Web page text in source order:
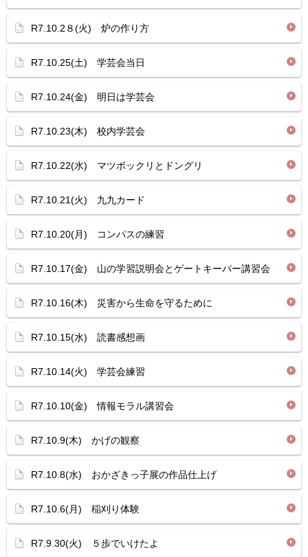
R7.10.2８(火) 炉の作り方
R7.10.25(土) 学芸会当日
R7.10.24(金) 明日は学芸会
R7.10.23(木) 校内学芸会
R7.10.22(水) マツボックリとドングリ
R7.10.21(火) 九九カード
R7.10.20(月) コンパスの練習
R7.10.17(金) 山の学習説明会とゲートキーパー講習会
R7.10.16(木) 災害から生命を守るために
R7.10.15(水) 読書感想画
R7.10.14(火) 学芸会練習
R7.10.10(金) 情報モラル講習会
R7.10.9(木) かげの観察
R7.10.8(水) おかざきっ子展の作品仕上げ
R7.10.6(月) 稲刈り体験
R7.9.30(火) ５歩でいけたよ